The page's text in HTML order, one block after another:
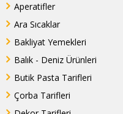
Aperatifler
Ara Sıcaklar
Bakliyat Yemekleri
Balık - Deniz Ürünleri
Butik Pasta Tarifleri
Çorba Tarifleri